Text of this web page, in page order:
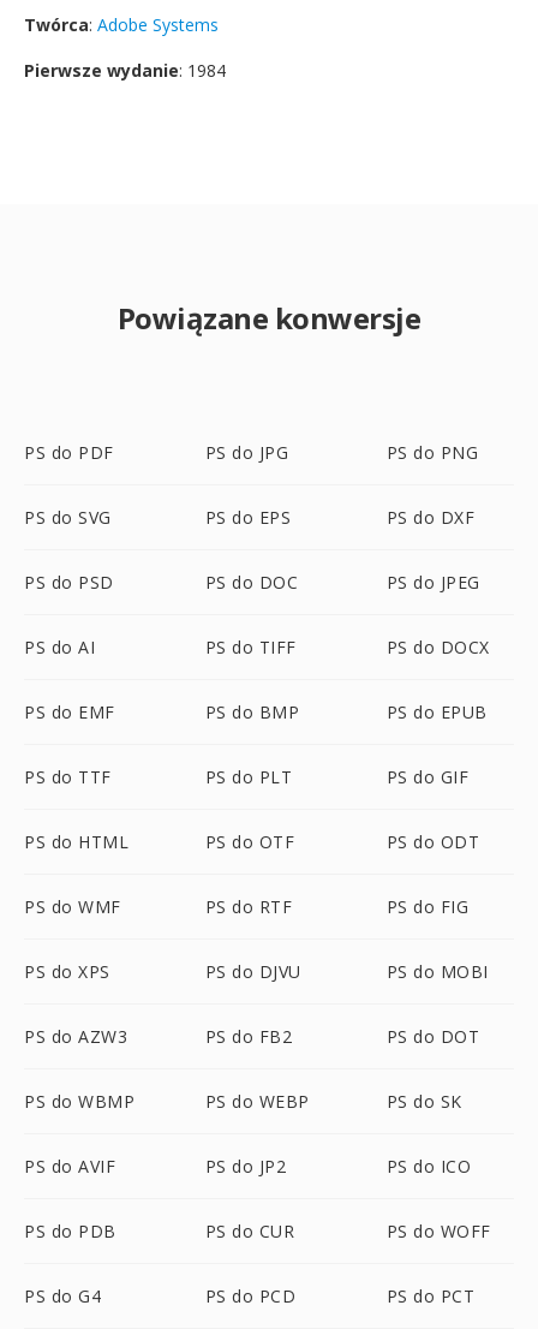
Twórca: Adobe Systems
Pierwsze wydanie: 1984
Powiązane konwersje
PS do PDF PS do JPG PS do PNG
PS do SVG PS do EPS PS do DXF
PS do PSD PS do DOC PS do JPEG
PS do AI PS do TIFF PS do DOCX
PS do EMF PS do BMP PS do EPUB
PS do TTF PS do PLT PS do GIF
PS do HTML PS do OTF PS do ODT
PS do WMF PS do RTF PS do FIG
PS do XPS PS do DJVU PS do MOBI
PS do AZW3 PS do FB2 PS do DOT
PS do WBMP PS do WEBP PS do SK
PS do AVIF PS do JP2 PS do ICO
PS do PDB PS do CUR PS do WOFF
PS do G4 PS do PCD PS do PCT